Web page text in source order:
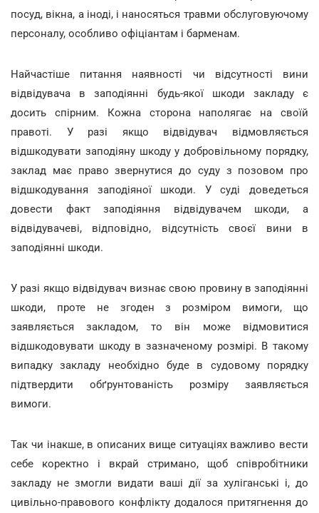
посуд, вікна, а іноді, і наносяться травми обслуговуючому
персоналу, особливо офіціантам і барменам.
Найчастіше питання наявності чи відсутності вини
відвідувача в заподіянні будь-якої шкоди закладу є
досить спірним. Кожна сторона наполягає на своїй
правоті. У разі якщо відвідувач відмовляється
відшкодувати заподіяну шкоду у добровільному порядку,
заклад має право звернутися до суду з позовом про
відшкодування заподіяної шкоди. У суді доведеться
довести факт заподіяння відвідувачем шкоди, а
відвідувачеві, відповідно, відсутність своєї вини в
заподіянні шкоди.
У разі якщо відвідувач визнає свою провину в заподіянні
шкоди, проте не згоден з розміром вимоги, що
заявляється закладом, то він може відмовитися
відшкодовувати шкоду в зазначеному розмірі. В такому
випадку закладу необхідно буде в судовому порядку
підтвердити обґрунтованість розміру заявляється
вимоги.
Так чи інакше, в описаних вище ситуаціях важливо вести
себе коректно і вкрай стримано, щоб співробітники
закладу не змогли видати ваші дії за хуліганські і, до
цивільно-правового конфлікту додалося притягнення до